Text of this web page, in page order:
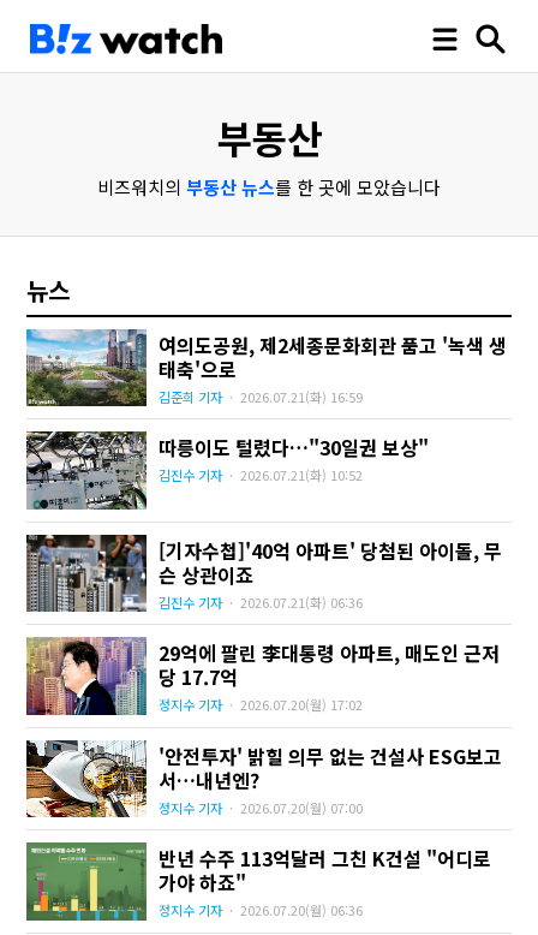
부동산
비즈워치의 부동산 뉴스를 한 곳에 모았습니다
뉴스
여의도공원, 제2세종문화회관 품고 '녹색 생
태축'으로
김준희 기자 · 2026.07.21(화) 16:59
따릉이도 털렸다…"30일권 보상"
김진수 기자 · 2026.07.21(화) 10:52
[기자수첩]'40억 아파트' 당첨된 아이돌, 무
슨 상관이죠
김진수 기자 · 2026.07.21(화) 06:36
29억에 팔린 李대통령 아파트, 매도인 근저
당 17.7억
정지수 기자 · 2026.07.20(월) 17:02
'안전투자' 밝힐 의무 없는 건설사 ESG보고
서…내년엔?
정지수 기자 · 2026.07.20(월) 07:00
반년 수주 113억달러 그친 K건설 "어디로
가야 하죠"
정지수 기자 · 2026.07.20(월) 06:36